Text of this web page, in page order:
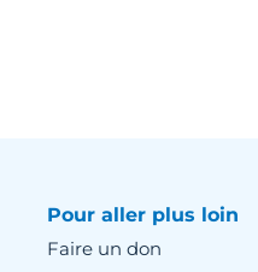
Pour aller plus loin
Faire un don